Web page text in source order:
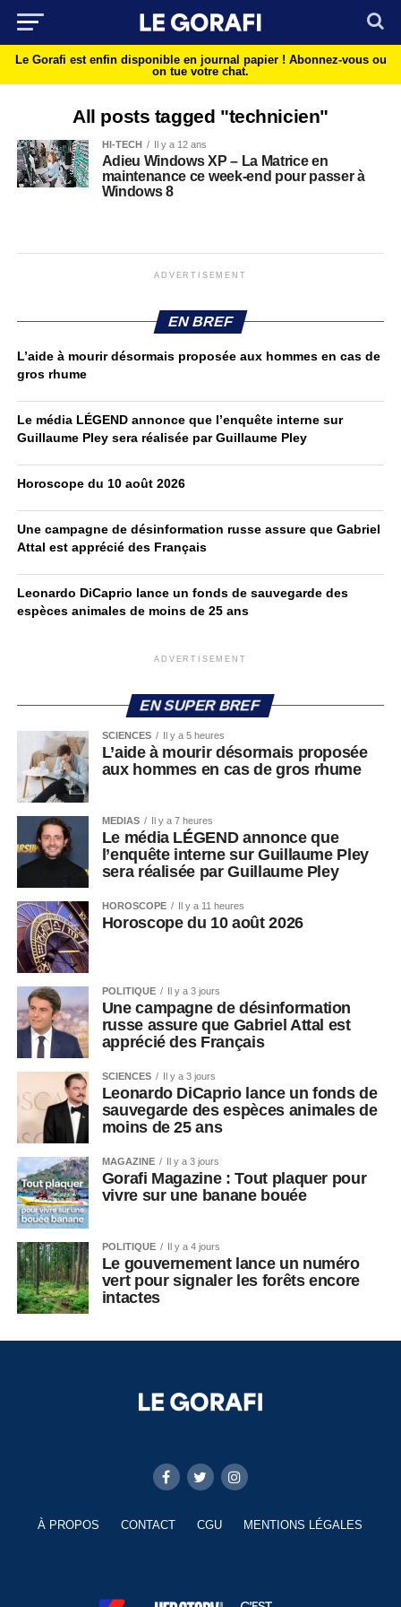
Le Gorafi est enfin disponible en journal papier ! Abonnez-vous ou
on tue votre chat.
All posts tagged "technicien"
HI-TECH Il y a 12 ans
Adieu Windows XP – La Matrice en
maintenance ce week-end pour passer à
Windows 8
ADVERTISEMENT
EN BREF
L’aide à mourir désormais proposée aux hommes en cas de
gros rhume
Le média LÉGEND annonce que l’enquête interne sur
Guillaume Pley sera réalisée par Guillaume Pley
Horoscope du 10 août 2026
Une campagne de désinformation russe assure que Gabriel
Attal est apprécié des Français
Leonardo DiCaprio lance un fonds de sauvegarde des
espèces animales de moins de 25 ans
ADVERTISEMENT
EN SUPER BREF
SCIENCES Il y a 5 heures
L’aide à mourir désormais proposée
aux hommes en cas de gros rhume
MEDIAS Il y a 7 heures
Le média LÉGEND annonce que
l’enquête interne sur Guillaume Pley
sera réalisée par Guillaume Pley
HOROSCOPE Il y a 11 heures
Horoscope du 10 août 2026
POLITIQUE Il y a 3 jours
Une campagne de désinformation
russe assure que Gabriel Attal est
apprécié des Français
SCIENCES Il y a 3 jours
Leonardo DiCaprio lance un fonds de
sauvegarde des espèces animales de
moins de 25 ans
MAGAZINE Il y a 3 jours
Gorafi Magazine : Tout plaquer pour
vivre sur une banane bouée
POLITIQUE Il y a 4 jours
Le gouvernement lance un numéro
vert pour signaler les forêts encore
intactes
À PROPOS CONTACT CGU MENTIONS LÉGALES